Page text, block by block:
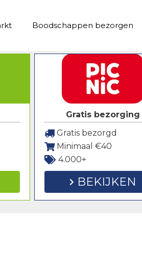
Boodschappen bezorgen
Gratis bezorging
Gratis bezorgd
Minimaal €40
4.000+
BEKIJKEN